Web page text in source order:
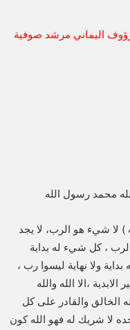
اليماني مرشد صوفية
) لا شيء هو الرب، لا يجد
، كل شيء له بداية
بداية ولا نهاية ليسوا رب ،
،الا الله والله
الخالق والقادر على كل
لا شريك له فهو الله كون